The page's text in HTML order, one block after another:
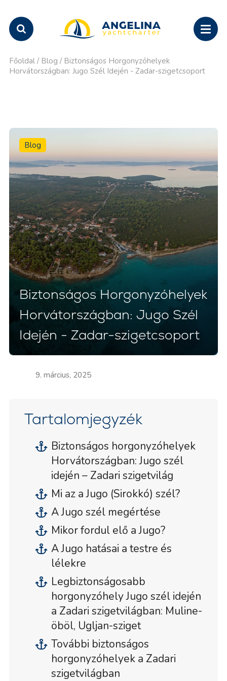
Főoldal / Blog / Biztonságos Horgonyzóhelyek
Horvátországban: Jugo Szél Idején - Zadar-szigetcsoport
Blog
Biztonságos Horgonyzóhelyek
Horvátországban: Jugo Szél
Idején - Zadar-szigetcsoport
9. március, 2025
Tartalomjegyzék
Biztonságos horgonyzóhelyek
Horvátországban: Jugo szél
idején – Zadari szigetvilág
Mi az a Jugo (Sirokkó) szél?
A Jugo szél megértése
Mikor fordul elő a Jugo?
A Jugo hatásai a testre és
lélekre
Legbiztonságosabb
horgonyzóhely Jugo szél idején
a Zadari szigetvilágban: Muline-
öböl, Ugljan-sziget
További biztonságos
horgonyzóhelyek a Zadari
szigetvilágban